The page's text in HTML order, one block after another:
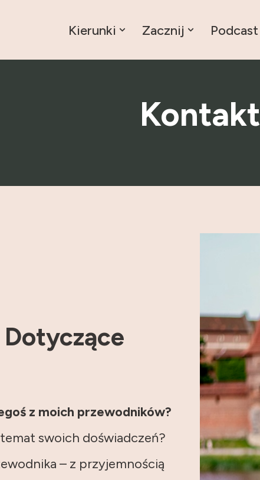
Kierunki Zacznij Podcast
Kontakt
z moich przewodników?
swoich doświadczeń?
– z przyjemnością